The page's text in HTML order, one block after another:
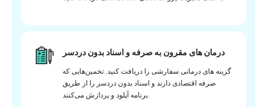
درمان های مقرون به صرفه و اسناد بدون دردسر
گزینه های درمانی سفارشی را دریافت کنید. تخمین‌هایی که
صرفه اقتصادی دارند و اسناد بدون دردسر را از طریق
برنامه آپلود و پردازش می‌کنند.